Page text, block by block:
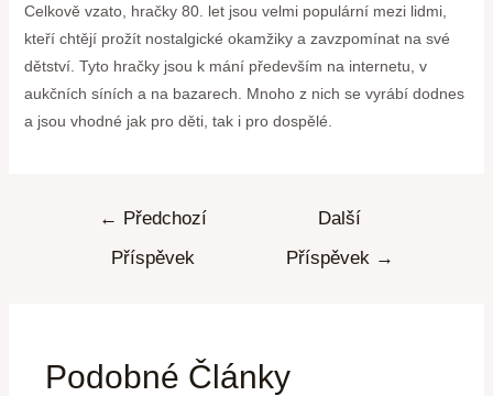
Celkově vzato, hračky 80. let jsou velmi populární mezi lidmi,
kteří chtějí prožít nostalgické okamžiky a zavzpomínat na své
dětství. Tyto hračky jsou k mání především na internetu, v
aukčních síních a na bazarech. Mnoho z nich se vyrábí dodnes
a jsou vhodné jak pro děti, tak i pro dospělé.
← Předchozí
Příspěvek
Další
Příspěvek →
Podobné Články